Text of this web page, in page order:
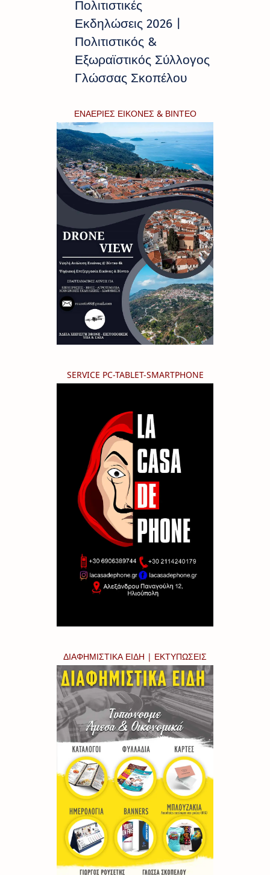
Πολιτιστικές
Εκδηλώσεις 2026 |
Πολιτιστικός &
Εξωραϊστικός Σύλλογος
Γλώσσας Σκοπέλου
ΕΝΑΕΡΙΕΣ ΕΙΚΟΝΕΣ & ΒΙΝΤΕΟ
SERVICE PC-TABLET-SMARTPHONE
ΔΙΑΦΗΜΙΣΤΙΚΑ ΕΙΔΗ | ΕΚΤΥΠΩΣΕΙΣ